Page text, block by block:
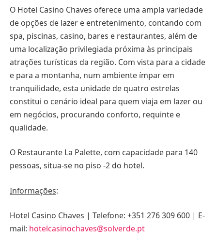
O Hotel Casino Chaves oferece uma ampla variedade
de opções de lazer e entretenimento, contando com
spa, piscinas, casino, bares e restaurantes, além de
uma localização privilegiada próxima às principais
atrações turísticas da região. Com vista para a cidade
e para a montanha, num ambiente ímpar em
tranquilidade, esta unidade de quatro estrelas
constitui o cenário ideal para quem viaja em lazer ou
em negócios, procurando conforto, requinte e
qualidade.
O Restaurante La Palette, com capacidade para 140
pessoas, situa-se no piso -2 do hotel.
Informações:
Hotel Casino Chaves | Telefone: +351 276 309 600 | E-
mail: hotelcasinochaves@solverde.pt